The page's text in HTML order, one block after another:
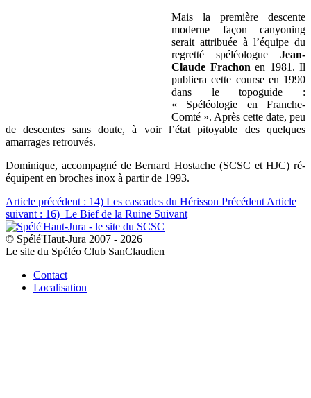
Mais la première descente
moderne façon canyoning
serait attribuée à l’équipe du
regretté spéléologue Jean-
Claude Frachon en 1981. Il
publiera cette course en 1990
dans le topoguide :
« Spéléologie en Franche-
Comté ». Après cette date, peu
de descentes sans doute, à voir l’état pitoyable des quelques
amarrages retrouvés.
Dominique, accompagné de Bernard Hostache (SCSC et HJC) ré-
équipent en broches inox à partir de 1993.
Article précédent : 14) Les cascades du Hérisson Précédent Article
suivant : 16) Le Bief de la Ruine Suivant
© Spélé'Haut-Jura 2007 - 2026
Le site du Spéléo Club SanClaudien
Contact
Localisation